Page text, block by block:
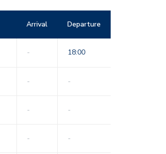
Arrival Departure
- 18:00
- -
- -
- -